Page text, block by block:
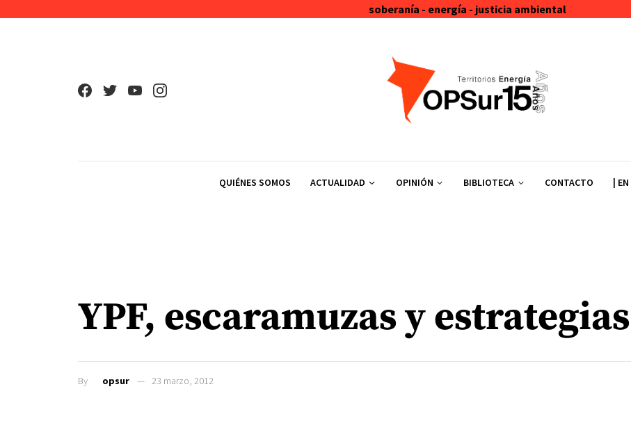
soberanía - energía - justicia ambiental
QUIÉNES SOMOS ACTUALIDAD OPINIÓN BIBLIOTECA CONTACTO | EN
YPF, escaramuzas y estrategias
By opsur 23 marzo, 2012